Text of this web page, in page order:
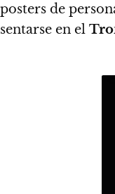
posters de
sentarse en el